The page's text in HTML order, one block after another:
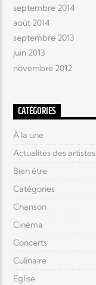
septembre 2014
août 2014
septembre 2013
juin 2013
novembre 2012
CATÉGORIES
À la une
Actualités des artistes
Bien être
Catégories
Chanson
Cinéma
Concerts
Culinaire
Eglise